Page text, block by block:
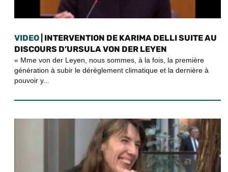
VIDEO | INTERVENTION DE KARIMA DELLI SUITE AU
DISCOURS D’URSULA VON DER LEYEN
« Mme von der Leyen, nous sommes, à la fois, la première
génération à subir le dérèglement climatique et la dernière à
pouvoir y...